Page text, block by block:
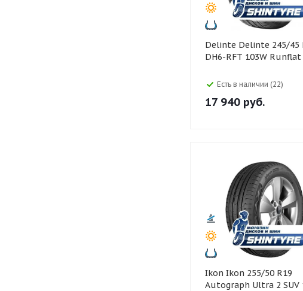
Delinte Delinte 245/45 R20
DH6-RFT 103W Runflat
Есть в наличии (22)
17 940 руб.
Ikon Ikon 255/50 R19
Autograph Ultra 2 SUV